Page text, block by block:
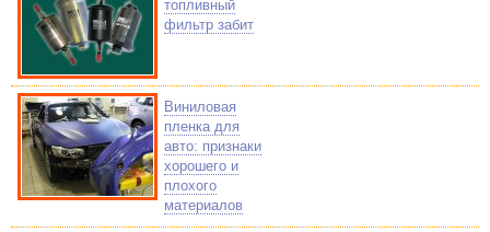
топливный
фильтр забит
Виниловая
пленка для
авто: признаки
хорошего и
плохого
материалов